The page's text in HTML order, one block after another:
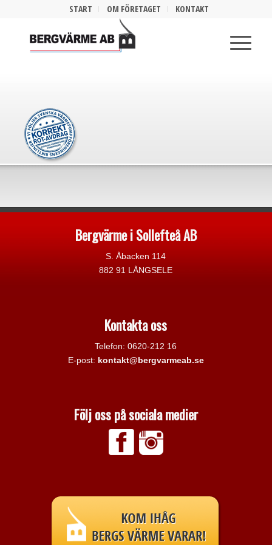
START OM FÖRETAGET KONTAKT
Bergvärme i Sollefteå AB
S. Åbacken 114
882 91 LÅNGSELE
Kontakta oss
Telefon: 0620-212 16
E-post: kontakt@bergvarmeab.se
Följ oss på sociala medier